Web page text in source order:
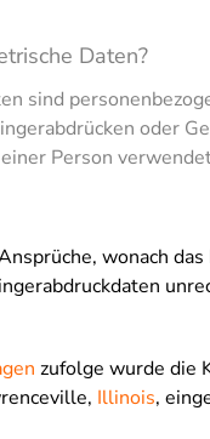
Daten?
sind
oder
Person
wonach
zufolge wurde die
Illinois,